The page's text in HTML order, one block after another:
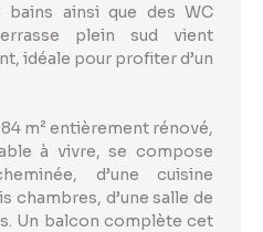
bains ainsi que des WC
plein sud vient
idéale pour profiter d’un
84 m² entièrement rénové,
à vivre, se compose
d’une cuisine
chambres, d’une salle de
Un balcon complète cet